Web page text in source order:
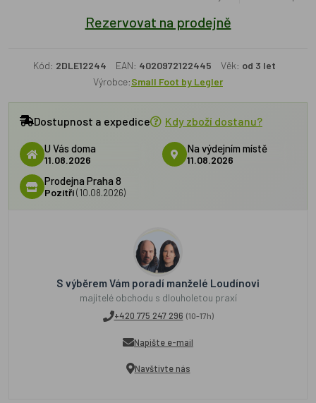
Rezervovat na prodejně
Kód: 2DLE12244 EAN: 4020972122445 Věk: od 3 let
Výrobce:Small Foot by Legler
Dostupnost a expedice Kdy zboží dostanu?
U Vás doma
11.08.2026
Na výdejním místě
11.08.2026
Prodejna Praha 8
Pozítří(10.08.2026)
S výběrem Vám poradí manželé Loudínovi
majitelé obchodu s dlouholetou praxí
+420 775 247 296 (10-17h)
Napište e-mail
Navštivte nás